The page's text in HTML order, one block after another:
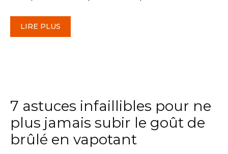
LIRE PLUS
7 astuces infaillibles pour ne
plus jamais subir le goût de
brûlé en vapotant